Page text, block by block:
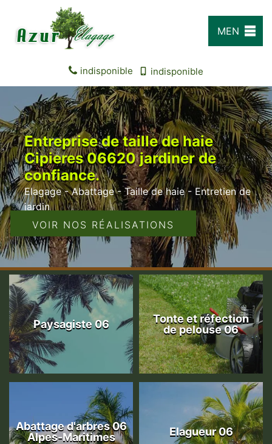
MEN
indisponible indisponible
Entreprise de taille de haie
Cipieres 06620 jardiner de
confiance.
Elagage - Abattage - Taille de haie - Entretien de
jardin
VOIR NOS RÉALISATIONS
Paysagiste 06
Tonte et réfection
de pelouse 06
Abattage d'arbres 06
Alpes-Maritimes
Elagueur 06